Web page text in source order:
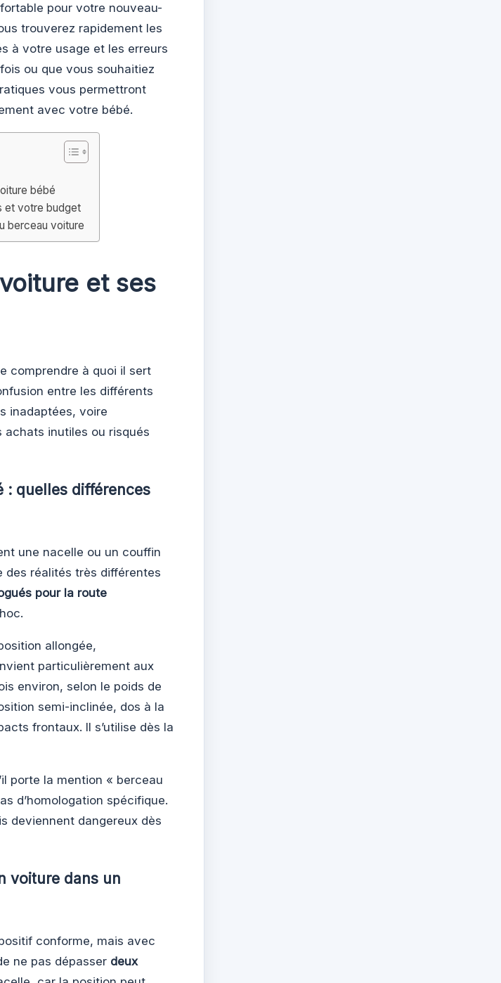
pour votre nouveau-
trouverez rapidement les
à votre usage et les erreurs
ou que vous souhaitiez
vous permettront
avec votre bébé.
bébé
et votre budget
berceau voiture
et ses
comprendre à quoi il sert
entre les différents
inadaptées, voire
achats inutiles ou risqués
: quelles différences
une nacelle ou un couffin
des réalités très différentes
pour la route
allongée,
particulièrement aux
environ, selon le poids de
semi-inclinée, dos à la
frontaux. Il s’utilise dès la
porte la mention « berceau
d’homologation spécifique.
deviennent dangereux dès
voiture dans un
conforme, mais avec
ne pas dépasser deux